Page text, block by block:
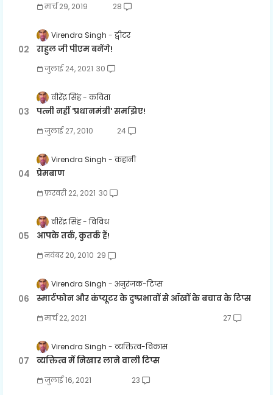
मार्च 29, 2019 28
Virendra Singh ट्वीटर
राहुल जी पीएम बनेंगे!
जुलाई 24, 2021 30
वीरेंद्र सिंह कविता
पत्नी नहीं 'प्रधानमंत्री' समझिए!
जुलाई 27, 2010 24
Virendra Singh कहानी
प्रेमबाण
फ़रवरी 22, 2021 30
वीरेंद्र सिंह विविध
आपके तर्क, कुतर्क हैं!
नवंबर 20, 2010 29
Virendra Singh अनुरंजक-टिप्स
स्मार्टफोन और कंप्यूटर के दुष्प्रभावों से आँखों के बचाव के टिप्स
मार्च 22, 2021 27
Virendra Singh व्यक्तित्व-विकास
व्यक्तित्व में निखार लाने वाली टिप्स
जुलाई 16, 2021 23